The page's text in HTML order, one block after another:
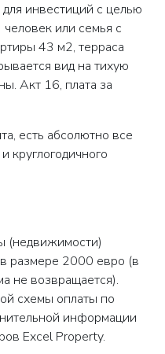
инвестиций с целью
человек или семья с
43 м2, терраса
вид на тихую
Акт 16, плата за
есть абсолютно все
круглогодичного
(недвижимости)
размере 2000 евро (в
не возвращается).
схемы оплаты по
информации
Excel Property.